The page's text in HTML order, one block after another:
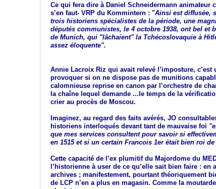
Ce qui fera dire à Daniel Schneidermann animateur
s’en faut- VRP du Kommintern : "Ainsi est diffusée,
trois historiens spécialistes de la période, une
députés communistes, le 4 octobre 1938, ont bel et
de Munich, qui "lâchaient" la Tchécoslovaquie à
assez éloquente".
Annie Lacroix Riz qui avait relevé l’imposture,
provoquer si on ne dispose pas de munitions
calomnieuse reprise en canon par l’orchestre de
la chaîne lequel demande ...le temps de la
crier au procès de Moscou.
Imaginez, au regard des faits avérés, JO
historiens interloqués devant tant de mauvaise foi
que mes services consultent pour savoir si
en 1515 et si un certain Francois 1er était bien roi de
Cette capacité de l’ex plumitif du Majordome du
l’historienne à user de ce qu’elle sait bien faire : en
archives ; manifestement, pourtant théoriquement
de LCP n’en a plus en magasin. Comme la